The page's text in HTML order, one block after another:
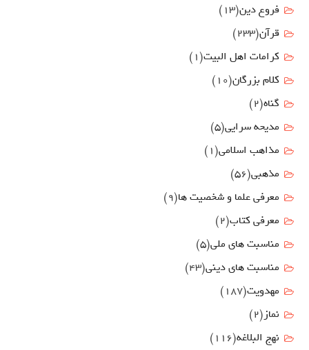
فروع دين(13)
قرآن(233)
كرامات اهل البيت(1)
کلام بزرگان(10)
گناه(2)
مدیحه سرایی(5)
مذاهب اسلامی(1)
مذهبی(56)
معرفی علما و شخصیت ها(9)
معرفی کتاب(2)
مناسبت هاي ملي(5)
مناسبت های دینی(43)
مهدويت(187)
نماز (2)
نهج البلاغه(116)